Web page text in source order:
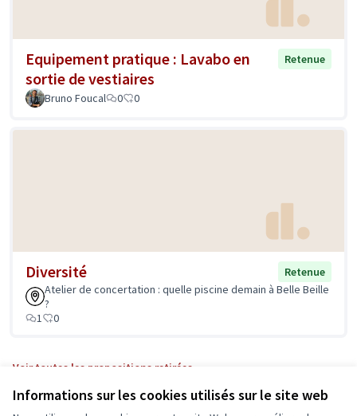
Informations sur les cookies utilisés sur le site web
Equipement pratique : Lavabo en
sortie de vestiaires
Retenue
Bruno Foucal 0 0
Diversité
Retenue
Atelier de concertation : quelle piscine demain à Belle Beille
?
1
0
Voir toutes les propositions retirées